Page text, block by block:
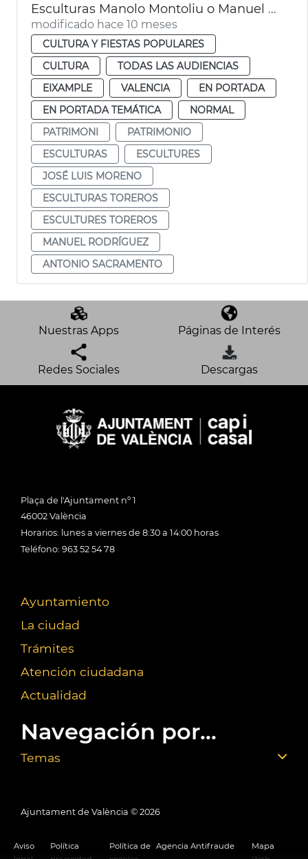
Esculturas Manolo Montoliu o Manuel Granero València
modificado hace 10 meses
CULTURA Y FIESTAS POPULARES
CULTURA
TODAS LAS AUDIENCIAS
EIXAMPLE
VALENCIA
EN PORTADA
EN PORTADA TEMÁTICA
NORMAL
PATRIMONI
PATRIMONIO
ESCULTURAS
ESCULTURES
JOSÉ LUIS MORENO
ESCULTURAS TOREROS
ESCULTURES TOREROS
MANUEL RODRÍGUEZ
ANTONIO SACRAMENTO
Nuestras Apps Páginas de Interés
Redes Sociales Descargas
Plaça de l'Ajuntament nº 1
46002 València
Horarios: lunes a viernes de 8:30 a 14:00 horas
Teléfono: 963 52 54 78
Ayuntamiento
La ciudad
Trámites
Atención ciudadana
Actualidad
Navegación por...
Temas
Ajuntament de València © 2026
Aviso
Política
Política de Agencia Antifraude
Mapa